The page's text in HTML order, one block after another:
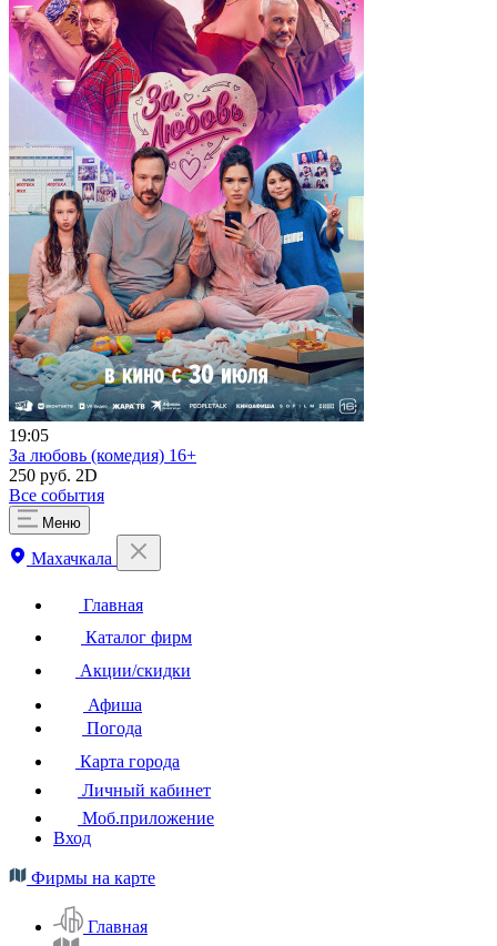
19:05
За любовь (комедия) 16+
250 руб. 2D
Все события
Меню
Махачкала
Главная
Каталог фирм
Акции/скидки
Афиша
Погода
Карта города
Личный кабинет
Моб.приложение
Вход
Фирмы на карте
Главная